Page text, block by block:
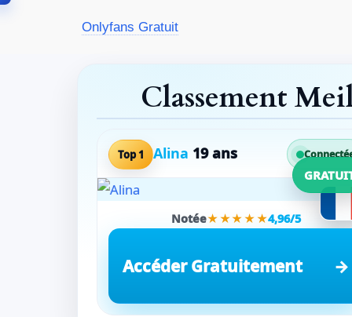
Onlyfans Gratuit
Classement
Top 1 Alina 19 ans
Notée★★★★★4,96/5
Accéder Gratuitement